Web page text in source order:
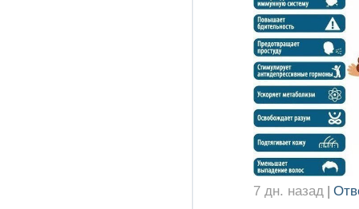
7 дн. назад |